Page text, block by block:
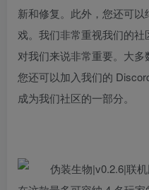
新和修复。此外，您还可
戏。我们非常重视我们的
对我们来说非常重要。大多
您还可以加入我们的
成为我们社区的一部分。